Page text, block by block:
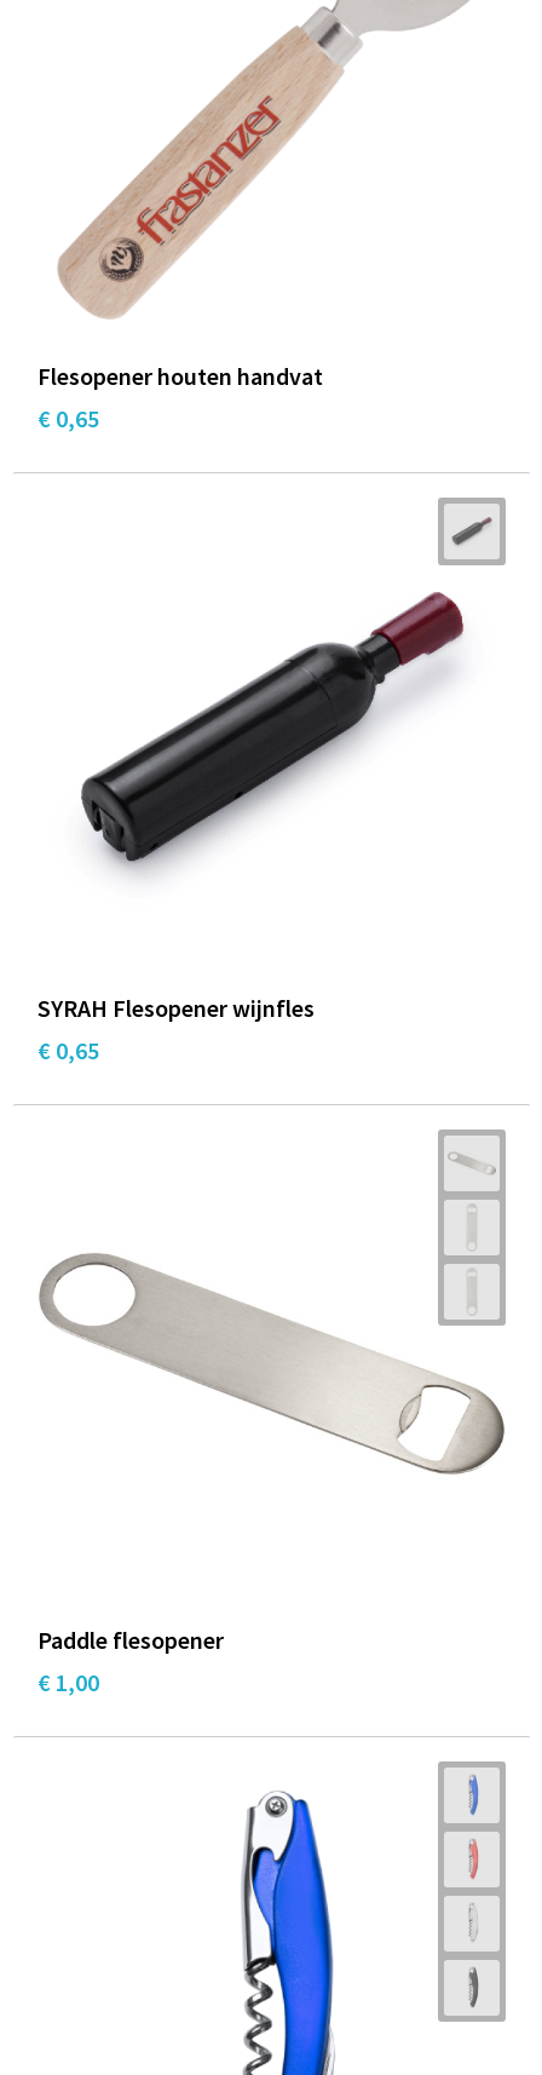
Flesopener houten handvat
€ 0,65
SYRAH Flesopener wijnfles
€ 0,65
Paddle flesopener
€ 1,00